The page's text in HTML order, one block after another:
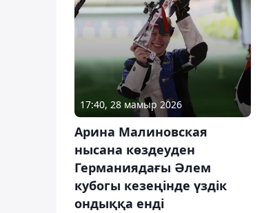
17:40, 28 мамыр 2026
Арина Малиновская
нысана көздеуден
Германиядағы Әлем
кубогы кезеңінде үздік
ондыққа енді